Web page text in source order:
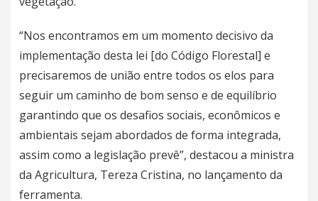
“Nos encontramos em um momento decisivo da
implementação desta lei [do Código Florestal] e
precisaremos de união entre todos os elos para
seguir um caminho de bom senso e de equilíbrio
garantindo que os desafios sociais, econômicos e
ambientais sejam abordados de forma integrada,
assim como a legislação prevê”, destacou a ministra
da Agricultura, Tereza Cristina, no lançamento da
ferramenta.